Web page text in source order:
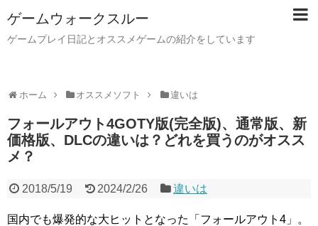
ゲームウォークスルー
ゲームプレイ日記とオススメゲームの紹介をしています
ホーム オススメソフト 違いは
フォールアウト4GOTY版(完全版)、通常版、新
価格版、DLCの違いは？どれを買うのがオスス
メ？
2018/5/19 2024/2/26 違いは
国内でも爆発的な大ヒットとなった「フォールアウト4」。